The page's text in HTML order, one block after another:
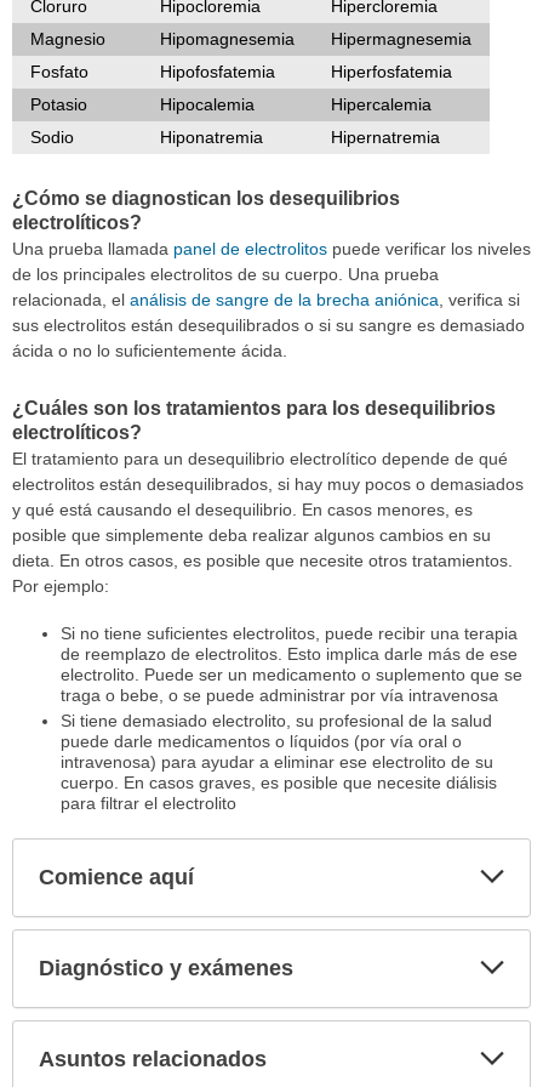
Cloruro Hipocloremia
Hipercloremia
Magnesio
Hipomagnesemia
Hipermagnesemia
Fosfato
Hipofosfatemia
Hiperfosfatemia
Potasio
Hipocalemia
Hipercalemia
Sodio
Hiponatremia Hipernatremia
¿Cómo se diagnostican los desequilibrios
electrolíticos?
Una prueba llamada panel de electrolitos puede verificar los niveles
de los principales electrolitos de su cuerpo. Una prueba
relacionada, el análisis de sangre de la brecha aniónica, verifica si
sus electrolitos están desequilibrados o si su sangre es demasiado
ácida o no lo suficientemente ácida.
¿Cuáles son los tratamientos para los desequilibrios
electrolíticos?
El tratamiento para un desequilibrio electrolítico depende de qué
electrolitos están desequilibrados, si hay muy pocos o demasiados
y qué está causando el desequilibrio. En casos menores, es
posible que simplemente deba realizar algunos cambios en su
dieta. En otros casos, es posible que necesite otros tratamientos.
Por ejemplo:
Si no tiene suficientes electrolitos, puede recibir una terapia
de reemplazo de electrolitos. Esto implica darle más de ese
electrolito. Puede ser un medicamento o suplemento que se
traga o bebe, o se puede administrar por vía intravenosa
Si tiene demasiado electrolito, su profesional de la salud
puede darle medicamentos o líquidos (por vía oral o
intravenosa) para ayudar a eliminar ese electrolito de su
cuerpo. En casos graves, es posible que necesite diálisis
para filtrar el electrolito
Comience aquí
Diagnóstico y exámenes
Asuntos relacionados